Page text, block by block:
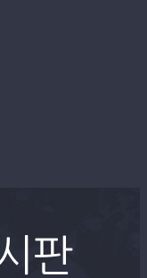
판